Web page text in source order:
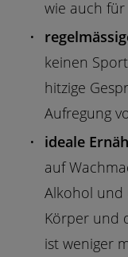
wie auch
keinen
hitzige
Aufregung
ideale
auf
Alkohol und
Körper und
ist weniger